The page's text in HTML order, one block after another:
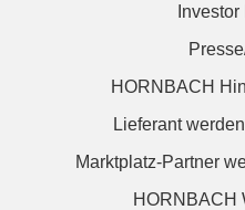
HORNBACH
Lieferant
Marktplatz-Partner
HORNBACH